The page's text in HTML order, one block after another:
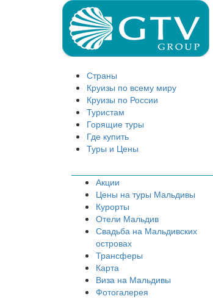
Страны
Круизы по всему миру
Круизы по России
Туристам
Горящие туры
Где купить
Туры и Цены
Акции
Цены на туры Мальдивы
Курорты
Отели Мальдив
Свадьба на Мальдивских
островах
Трансферы
Карта
Виза на Мальдивы
Фотогалерея